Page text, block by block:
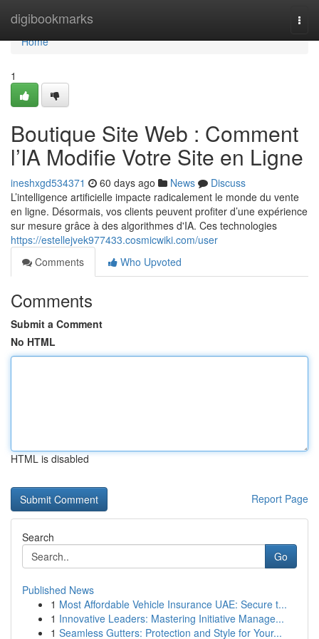
digibookmarks
Home
Home
1
Boutique Site Web : Comment
l’IA Modifie Votre Site en Ligne
ineshxgd534371 60 days ago News
Discuss
L’intelligence artificielle impacte radicalement le monde du vente
en ligne. Désormais, vos clients peuvent profiter d’une expérience
sur mesure grâce à des algorithmes d'IA. Ces technologies
https://estellejvek977433.cosmicwiki.com/user
Comments
Who Upvoted
Comments
Submit a Comment
No HTML
HTML is disabled
Report Page
Search
Go
Published News
1 Most Affordable Vehicle Insurance UAE: Secure t...
1 Innovative Leaders: Mastering Initiative Manage...
1 Seamless Gutters: Protection and Style for Your...